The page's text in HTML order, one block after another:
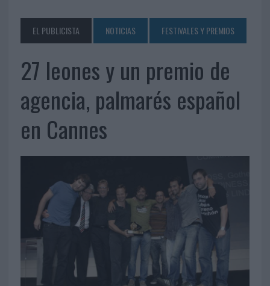
EL PUBLICISTA NOTICIAS FESTIVALES Y PREMIOS
27 leones y un premio de
agencia, palmarés español
en Cannes